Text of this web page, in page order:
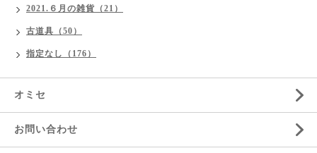
2021.６月の雑貨（21）
古道具（50）
指定なし（176）
オミセ
お問い合わせ